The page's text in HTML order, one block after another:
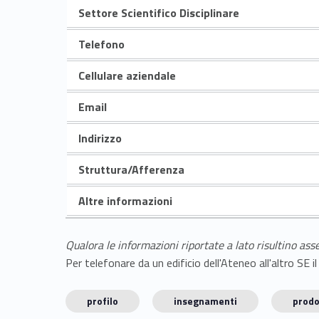
Settore Scientifico Disciplinare
Telefono
Cellulare aziendale
Email
Indirizzo
Struttura/Afferenza
Altre informazioni
Qualora le informazioni riportate a lato risultino
Per telefonare da un edificio dell'Ateneo all'altro
profilo insegnamenti